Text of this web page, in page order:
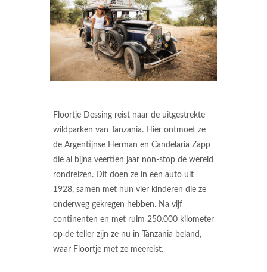
Floortje Dessing reist naar de uitgestrekte
wildparken van Tanzania. Hier ontmoet ze
de Argentijnse Herman en Candelaria Zapp
die al bijna veertien jaar non-stop de wereld
rondreizen. Dit doen ze in een auto uit
1928, samen met hun vier kinderen die ze
onderweg gekregen hebben. Na vijf
continenten en met ruim 250.000 kilometer
op de teller zijn ze nu in Tanzania beland,
waar Floortje met ze meereist.